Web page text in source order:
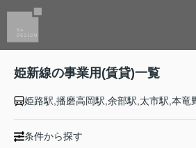
姫新線の事業用(賃貸)一覧
条件から探す